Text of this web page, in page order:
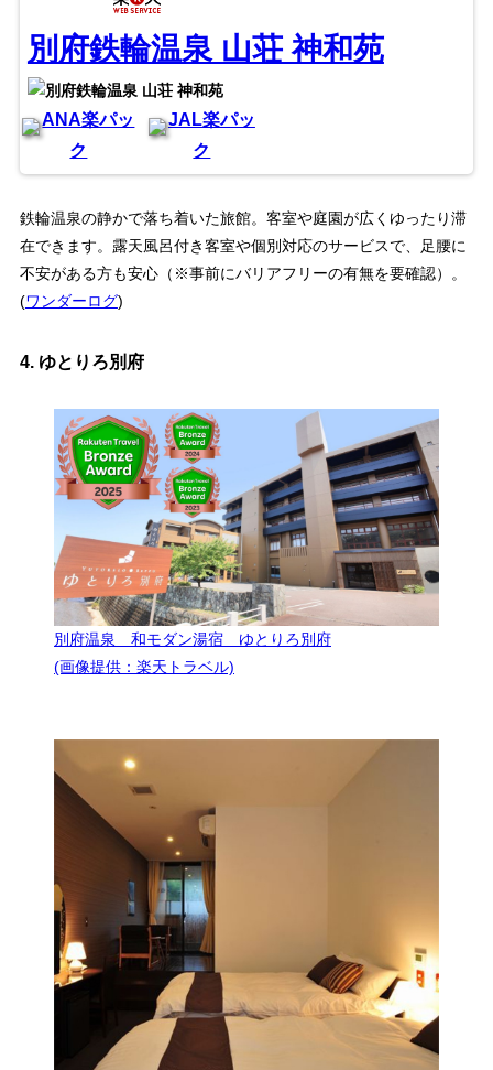
別府鉄輪温泉 山荘 神和苑
ANA楽パッ
ク
JAL楽パッ
ク
鉄輪温泉の静かで落ち着いた旅館。客室や庭園が広くゆったり滞
在できます。露天風呂付き客室や個別対応のサービスで、足腰に
不安がある方も安心（※事前にバリアフリーの有無を要確認）。
(ワンダーログ)
4. ゆとりろ別府
別府温泉 和モダン湯宿 ゆとりろ別府
(画像提供：楽天トラベル)